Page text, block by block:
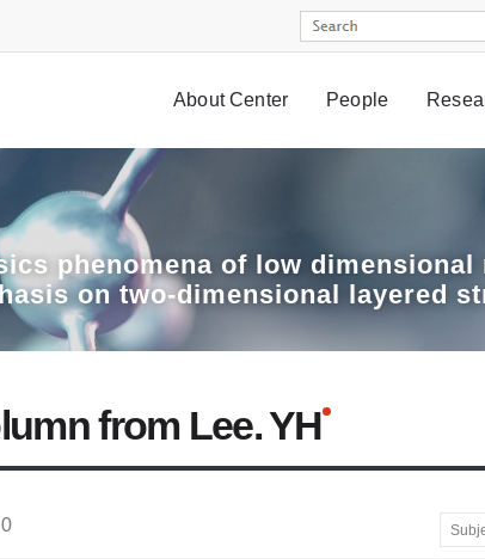
About Center People
phenomena of low dimensional
on two-dimensional layered
from Lee. YH